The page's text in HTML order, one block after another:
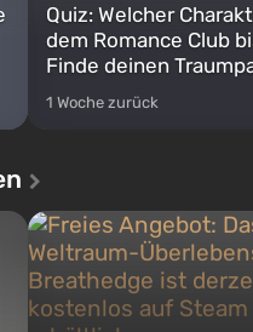
Quiz: Welcher
dem Romance Club
Finde deinen
1 Woche zurück